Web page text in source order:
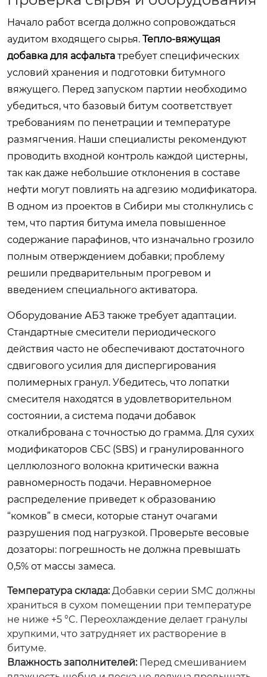
Начало работ всегда должно сопровождаться
аудитом входящего сырья. Тепло-вяжущая
добавка для асфальта требует специфических
условий хранения и подготовки битумного
вяжущего. Перед запуском партии необходимо
убедиться, что базовый битум соответствует
требованиям по пенетрации и температуре
размягчения. Наши специалисты рекомендуют
проводить входной контроль каждой цистерны,
так как даже небольшие отклонения в составе
нефти могут повлиять на адгезию модификатора.
В одном из проектов в Сибири мы столкнулись с
тем, что партия битума имела повышенное
содержание парафинов, что изначально грозило
полным отверждением добавки; проблему
решили предварительным прогревом и
введением специального активатора.
Оборудование АБЗ также требует адаптации.
Стандартные смесители периодического
действия часто не обеспечивают достаточного
сдвигового усилия для диспергирования
полимерных гранул. Убедитесь, что лопатки
смесителя находятся в удовлетворительном
состоянии, а система подачи добавок
откалибрована с точностью до грамма. Для сухих
модификаторов СБС (SBS) и гранулированного
целлюлозного волокна критически важна
равномерность подачи. Неравномерное
распределение приведет к образованию
“комков” в смеси, которые станут очагами
разрушения под нагрузкой. Проверьте весовые
дозаторы: погрешность не должна превышать
0,5% от массы замеса.
Температура склада:Добавки серии SMC должны
храниться в сухом помещении при температуре
не ниже +5 °C. Переохлаждение делает гранулы
хрупкими, что затрудняет их растворение в
битуме.
Влажность заполнителей:Перед смешиванием